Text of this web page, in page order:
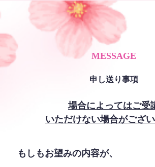
MESSAGE
申し送り事項
場合によってはご受
いただけない場合がござい
もしもお望みの内容が、